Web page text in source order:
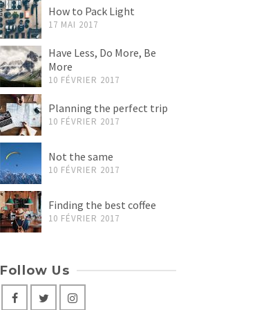
How to Pack Light
17 MAI 2017
Have Less, Do More, Be
More
10 FÉVRIER 2017
Planning the perfect trip
10 FÉVRIER 2017
Not the same
10 FÉVRIER 2017
Finding the best coffee
10 FÉVRIER 2017
Follow Us